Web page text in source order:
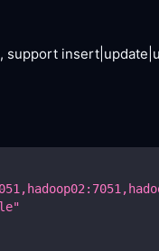
support